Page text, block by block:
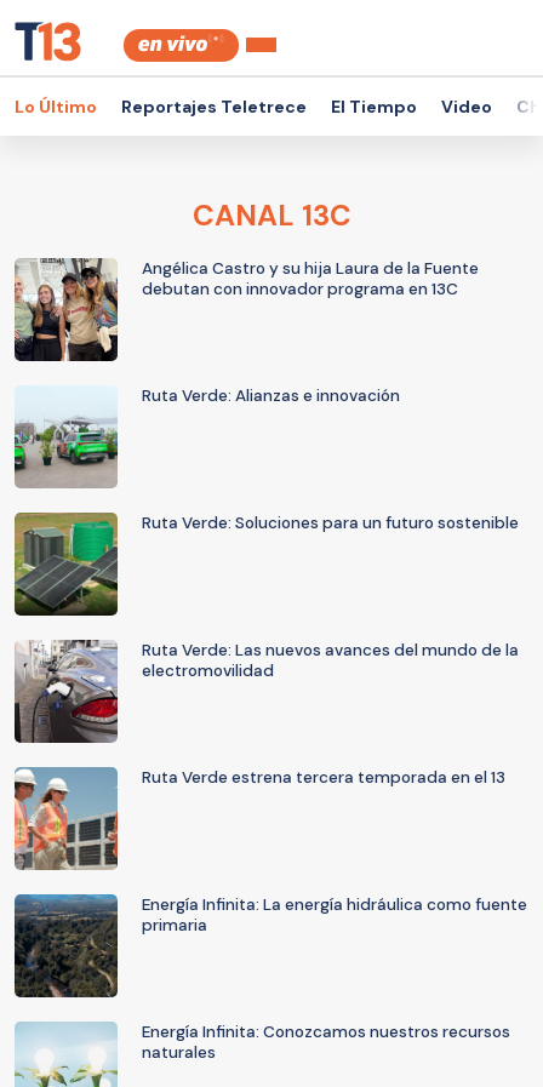
Lo Último Reportajes Teletrece El Tiempo Video
CANAL 13C
Angélica Castro y su hija Laura de la Fuente
debutan con innovador programa en 13C
Ruta Verde: Alianzas e innovación
Ruta Verde: Soluciones para un futuro sostenible
Ruta Verde: Las nuevos avances del mundo de la
electromovilidad
Ruta Verde estrena tercera temporada en el 13
Energía Infinita: La energía hidráulica como fuente
primaria
Energía Infinita: Conozcamos nuestros recursos
naturales